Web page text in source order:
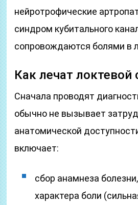
нейротрофические
синдром кубитального
сопровождаются болями в
Как лечат локтевой
Сначала проводят
обычно не вызывает
анатомической
включает:
сбор анамнеза
характера боли